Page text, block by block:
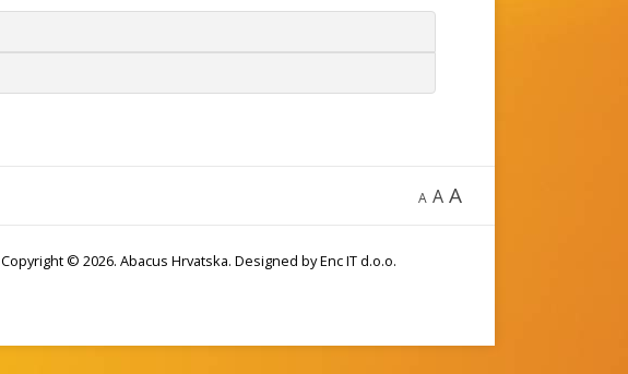
A A A
Copyright © 2026. Abacus Hrvatska. Designed by Enc IT d.o.o.